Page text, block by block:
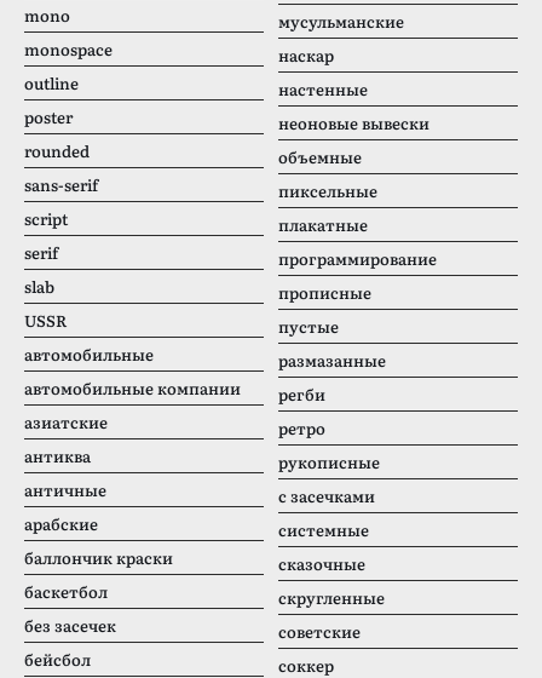
mono
monospace
outline
poster
rounded
sans-serif
script
serif
slab
USSR
автомобильные
автомобильные компании
азиатские
антиква
античные
арабские
баллончик краски
баскетбол
без засечек
бейсбол
мусульманские
наскар
настенные
неоновые вывески
объемные
пиксельные
плакатные
программирование
прописные
пустые
размазанные
регби
ретро
рукописные
с засечками
системные
сказочные
скругленные
советские
соккер